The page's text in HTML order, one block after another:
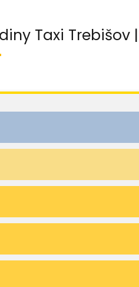
Taxi Trebišov |